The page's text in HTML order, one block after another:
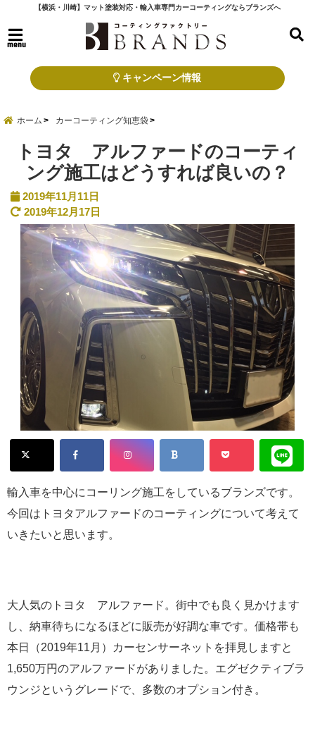
【横浜・川崎】マット塗装対応・輸入車専門カーコーティングならブランズへ
menu
キャンペーン情報
ホーム カーコーティング知恵袋
トヨタ アルファードのコーティ
ング施工はどうすれば良いの？
2019年11月11日
2019年12月17日
輸入車を中心にコーリング施工をしているブランズです。
今回はトヨタアルファードのコーティングについて考えて
いきたいと思います。
大人気のトヨタ アルファード。街中でも良く見かけます
し、納車待ちになるほどに販売が好調な車です。価格帯も
本日（2019年11月）カーセンサーネットを拝見しますと
1,650万円のアルファードがありました。エグゼクティブラ
ウンジというグレードで、多数のオプション付き。